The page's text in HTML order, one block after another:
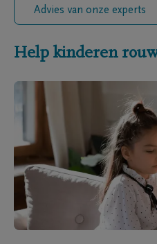
Advies van onze experts
Help kinderen